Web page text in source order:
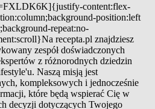
content:flex-
position:left
repeat:no-
recepta.pl znajdziesz
zespół doświadczonych
z różnorodnych dziedzin
Naszą misją jest
kompleksowych i jednocześnie
które będą wspierać Cię w
decyzji dotyczących Twojego